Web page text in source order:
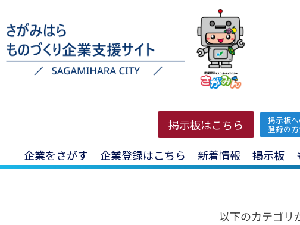
掲示板はこちら 掲示板
登録の
企業をさがす 企業登録はこちら 新着情報 掲示板
以下のカテゴリ